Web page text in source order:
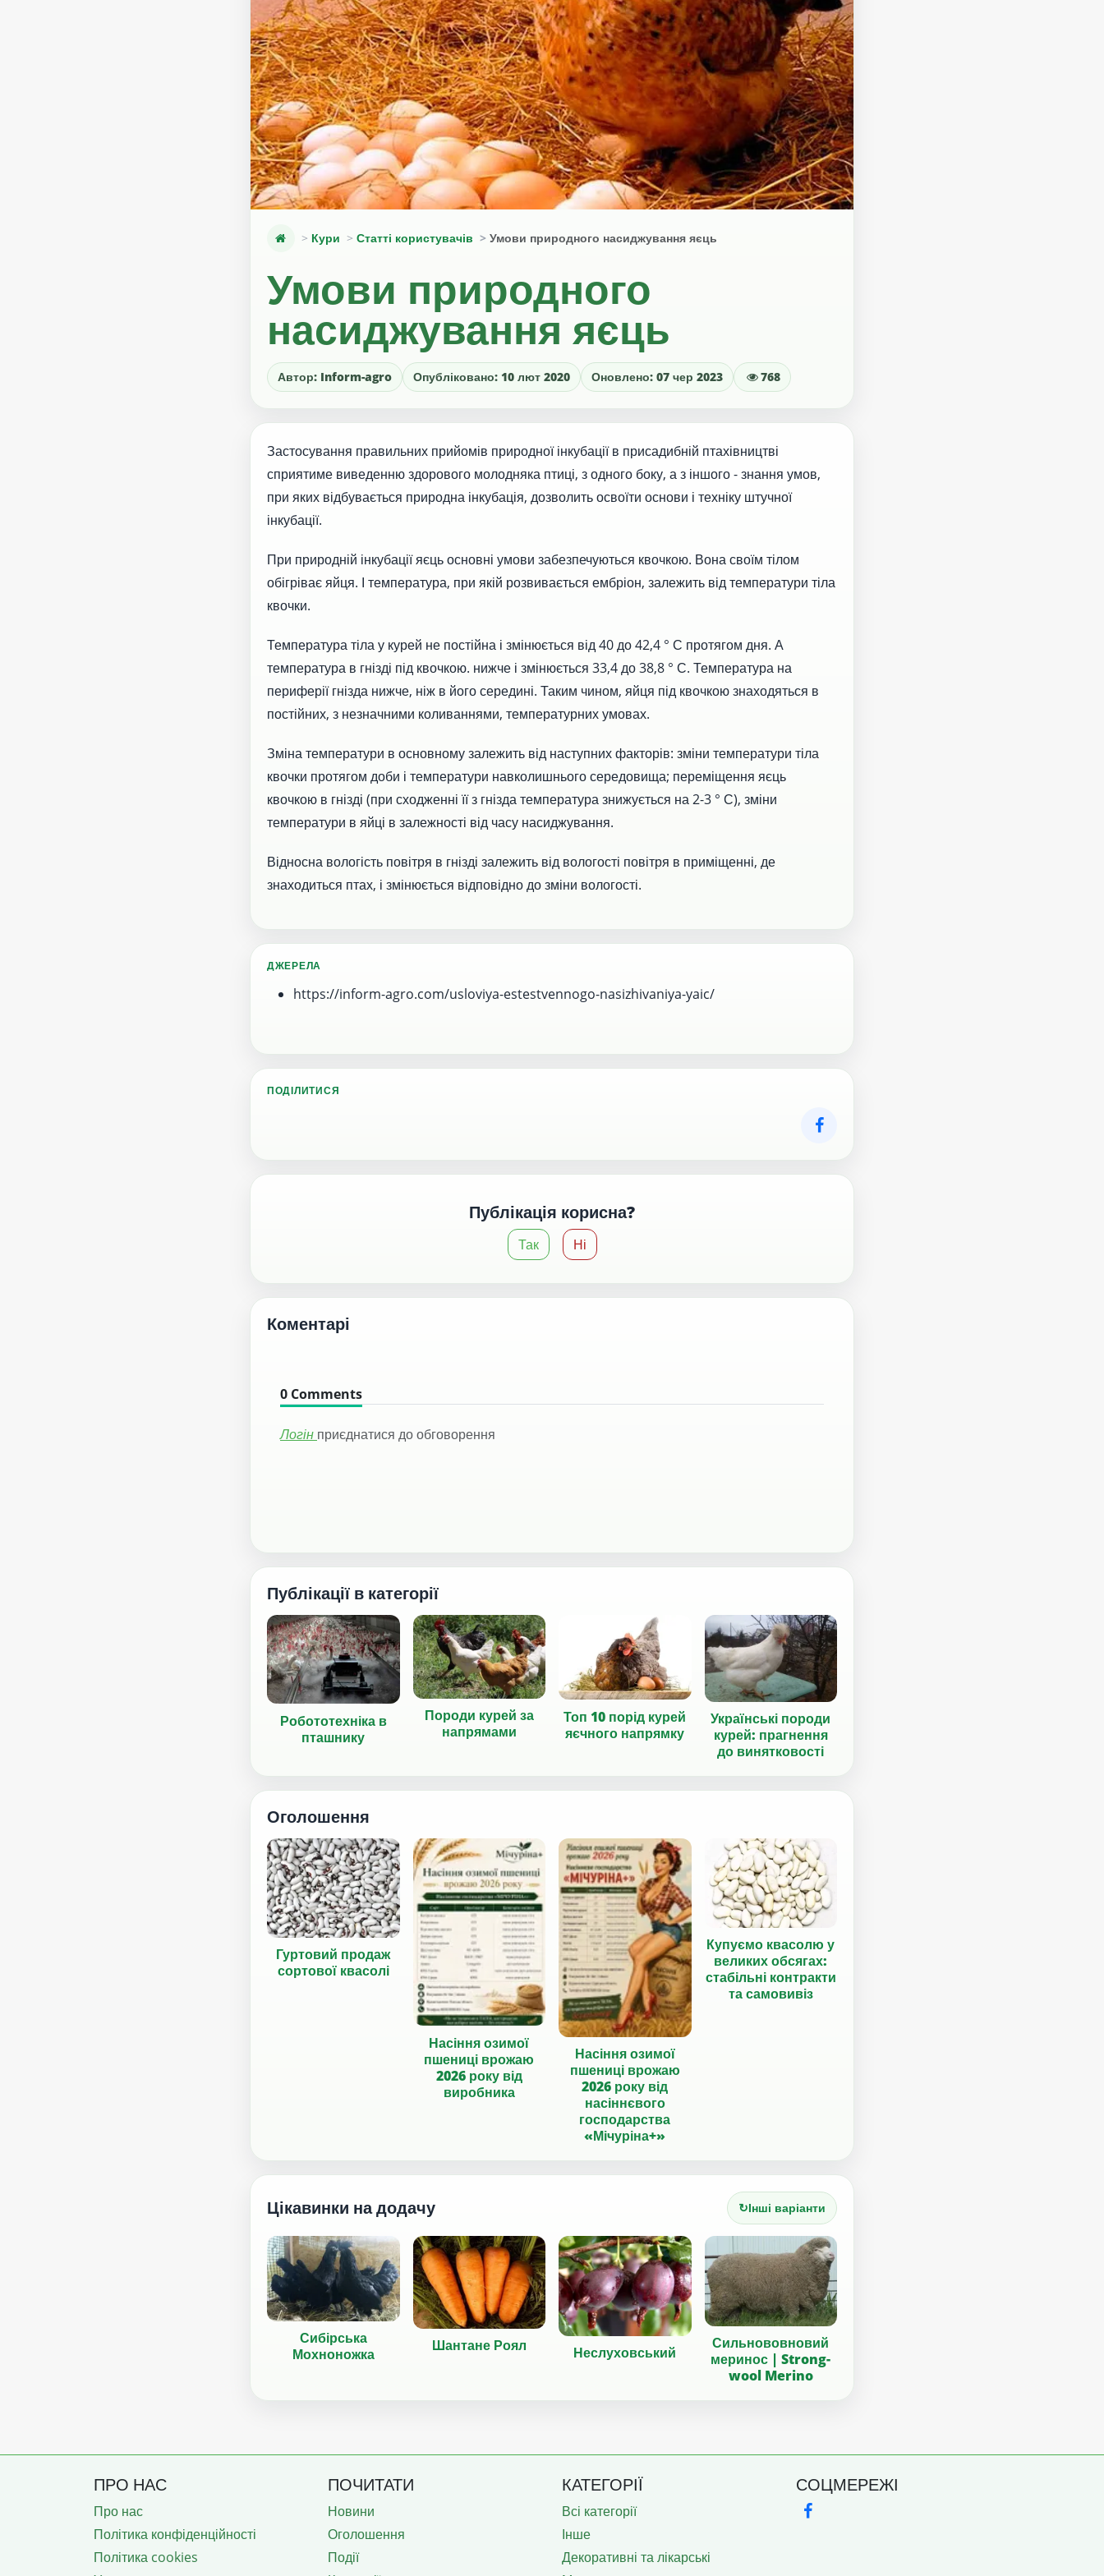
Кури Статті користувачів Умови природного насиджування яєць
Умови природного
насиджування яєць
Автор: Inform-agro Опубліковано: 10 лют 2020 Оновлено: 07 чер 2023 768
Застосування правильних прийомів природної інкубації в присадибній птахівництві
сприятиме виведенню здорового молодняка птиці, з одного боку, а з іншого - знання умов,
при яких відбувається природна інкубація, дозволить освоїти основи і техніку штучної
інкубації.
При природній інкубації яєць основні умови забезпечуються квочкою. Вона своїм тілом
обігріває яйця. І температура, при якій розвивається ембріон, залежить від температури тіла
квочки.
Температура тіла у курей не постійна і змінюється від 40 до 42,4 ° С протягом дня. А
температура в гнізді під квочкою. нижче і змінюється 33,4 до 38,8 ° С. Температура на
периферії гнізда нижче, ніж в його середині. Таким чином, яйця під квочкою знаходяться в
постійних, з незначними коливаннями, температурних умовах.
Зміна температури в основному залежить від наступних факторів: зміни температури тіла
квочки протягом доби і температури навколишнього середовища; переміщення яєць
квочкою в гнізді (при сходженні її з гнізда температура знижується на 2-3 ° С), зміни
температури в яйці в залежності від часу насиджування.
Відносна вологість повітря в гнізді залежить від вологості повітря в приміщенні, де
знаходиться птах, і змінюється відповідно до зміни вологості.
ДЖЕРЕЛА
https://inform-agro.com/usloviya-estestvennogo-nasizhivaniya-yaic/
ПОДІЛИТИСЯ
Публікація корисна?
Так Ні
Коментарі
0 Comments
Логін приєднатися до обговорення
Публікації в категорії
Робототехніка в
пташнику
Породи курей за
напрямами
Топ 10 порід курей
яєчного напрямку
Українські породи
курей: прагнення
до винятковості
Оголошення
Гуртовий продаж
сортової квасолі
Насіння озимої
пшениці врожаю
2026 року від
виробника
Насіння озимої
пшениці врожаю
2026 року від
насіннєвого
господарства
«Мічуріна+»
Купуємо квасолю у
великих обсягах:
стабільні контракти
та самовивіз
Цікавинки на додачу ↻Інші варіанти
Сибірська
Мохноножка
Шантане Роял Неслуховський
Сильнововновий
меринос | Strong-
wool Merino
ПРО НАС
Про нас
Політика конфіденційності
Політика cookies
ПОЧИТАТИ
Новини
Оголошення
Події
КАТЕГОРІЇ
Всі категорії
Інше
Декоративні та лікарські
СОЦМЕРЕЖІ